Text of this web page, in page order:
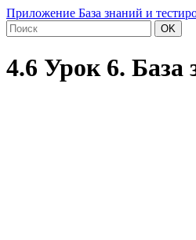
Приложение База знаний и
OK
4.6 Урок 6. База